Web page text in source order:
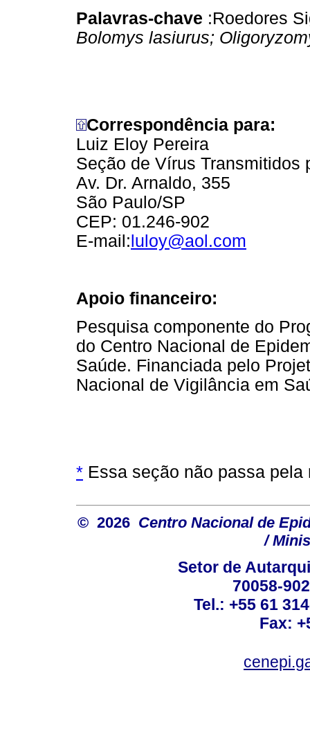
Palavras-chave :Roedores
Bolomys lasiurus;
Correspondência para:
Luiz Eloy Pereira
Seção de Vírus Transmitidos
Av. Dr. Arnaldo, 355
São Paulo/SP
CEP: 01.246-902
E-mail:luloy@aol.com
Apoio financeiro:
Pesquisa componente do
do Centro Nacional de
Saúde. Financiada pelo
Nacional de Vigilância em
* Essa seção não passa pela
© 2026 Centro Nacional de
/
Setor de
70058-
Tel.: +55 61
Fax: